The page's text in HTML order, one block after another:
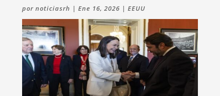
por noticiasrh | Ene 16, 2026 | EEUU